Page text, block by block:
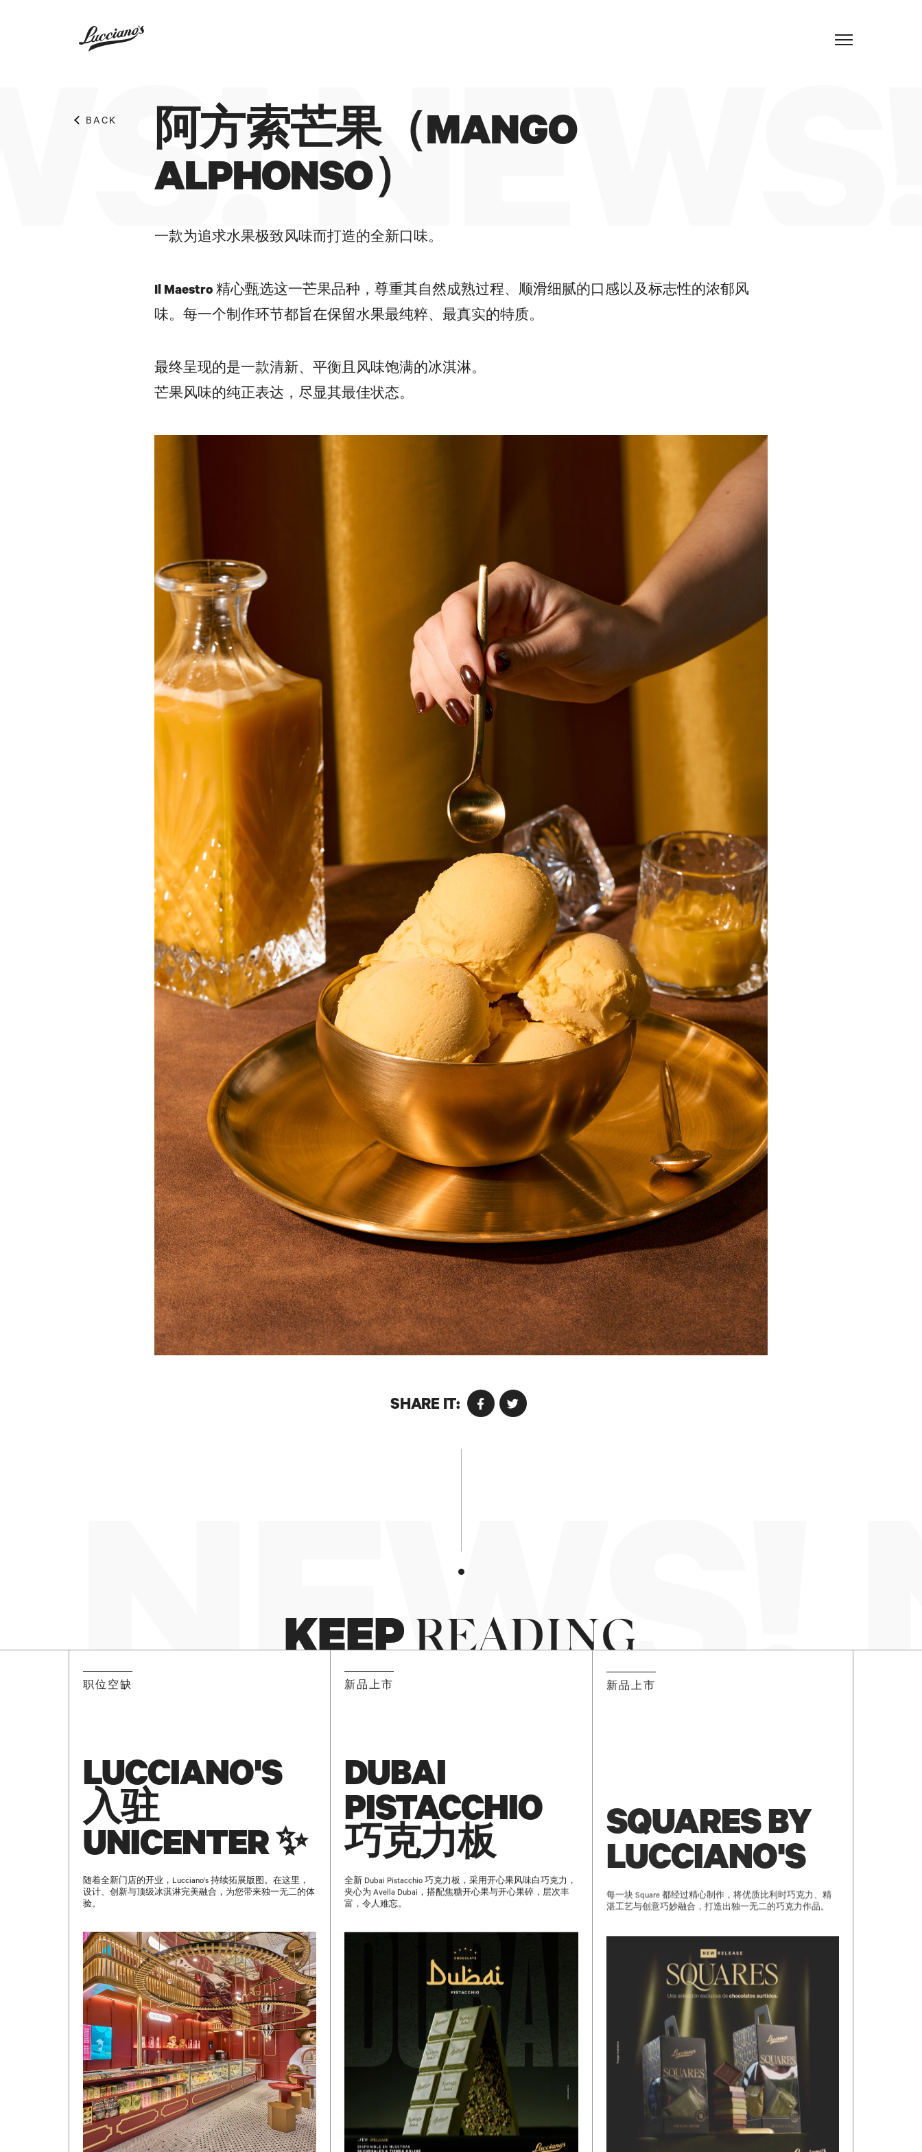
姓名
BACK
阿方索芒果（MANGO
ALPHONSO）
一款为追求水果极致风味而打造的全新口味。
Il Maestro 精心甄选这一芒果品种，尊重其自然成熟过程、顺滑细腻的口感以及标志性的浓郁风
味。每一个制作环节都旨在保留水果最纯粹、最真实的特质。
最终呈现的是一款清新、平衡且风味饱满的冰淇淋。
芒果风味的纯正表达，尽显其最佳状态。
SHARE IT:
NEWS!
KEEP READING
职位空缺
LUCCIANO'S
入驻
UNICENTER ✨
随着全新门店的开业，Lucciano's 持续拓展版图。在这里，
设计、创新与顶级冰淇淋完美融合，为您带来独一无二的体
验。
新品上市
DUBAI
PISTACCHIO
巧克力板
全新 Dubai Pistacchio 巧克力板，采用开心果风味白巧克力，
夹心为 Avella Dubai，搭配焦糖开心果与开心果碎，层次丰
富，令人难忘。
新品上市
SQUARES BY
LUCCIANO'S
每一块 Square 都经过精心制作，将优质比利时巧克力、精
湛工艺与创意巧妙融合，打造出独一无二的巧克力作品。